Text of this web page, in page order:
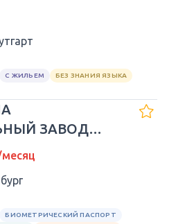
С ЖИЛЬЕМ БЕЗ ЗНАНИЯ ЯЗЫКА
ЗАВОД
месяц
БИОМЕТРИЧЕСКИЙ ПАСПОРТ